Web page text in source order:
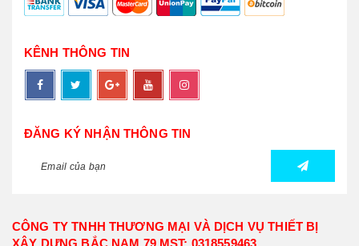
KÊNH THÔNG TIN
ĐĂNG KÝ NHẬN THÔNG TIN
CÔNG TY TNHH THƯƠNG MẠI VÀ DỊCH VỤ THIẾT BỊ